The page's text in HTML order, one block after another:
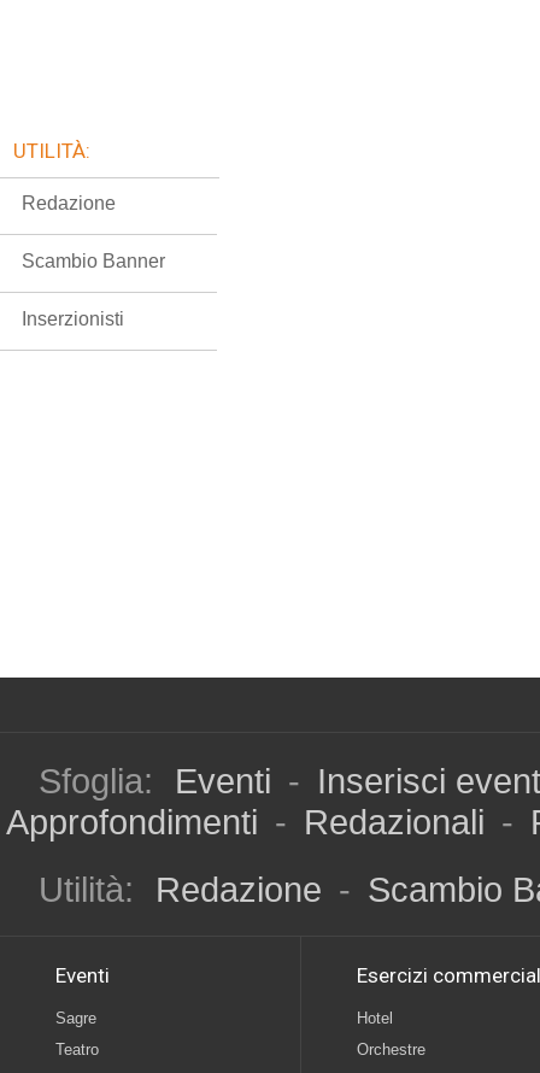
UTILITÀ:
Redazione
Scambio Banner
Inserzionisti
Sfoglia: Eventi - Inserisci
Approfondimenti - Redazionali -
Utilità:
Redazione - Scambio
Eventi
Sagre
Teatro
Esercizi
Hotel
Orchestre